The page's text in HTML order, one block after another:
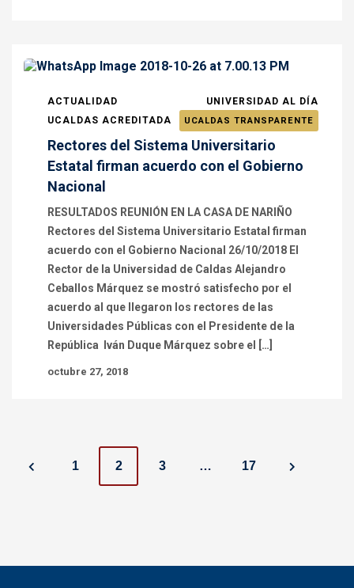
ACTUALIDAD
UNIVERSIDAD AL DÍA
UCALDAS ACREDITADA
UCALDAS TRANSPARENTE
Rectores del Sistema Universitario
Estatal firman acuerdo con el Gobierno
Nacional
RESULTADOS REUNIÓN EN LA CASA DE NARIÑO
Rectores del Sistema Universitario Estatal firman
acuerdo con el Gobierno Nacional 26/10/2018 El
Rector de la Universidad de Caldas Alejandro
Ceballos Márquez se mostró satisfecho por el
acuerdo al que llegaron los rectores de las
Universidades Públicas con el Presidente de la
República Iván Duque Márquez sobre el […]
octubre 27, 2018
P
t
1 2 3 … 17